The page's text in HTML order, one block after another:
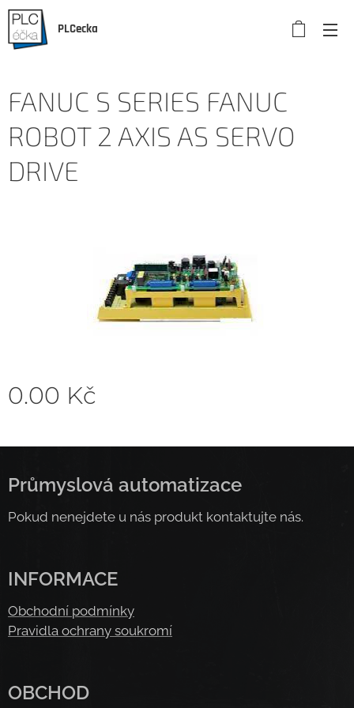
PLCecka
FANUC S SERIES FANUC
ROBOT 2 AXIS AS SERVO
DRIVE
0.00 Kč
Průmyslová automatizace
Pokud nenejdete u nás produkt kontaktujte nás.
INFORMACE
Obchodní podmínky
Pravidla ochrany soukromí
OBCHOD